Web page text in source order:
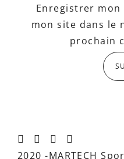
Enregistrer
mon site dans le
prochain
2020 -MARTECH